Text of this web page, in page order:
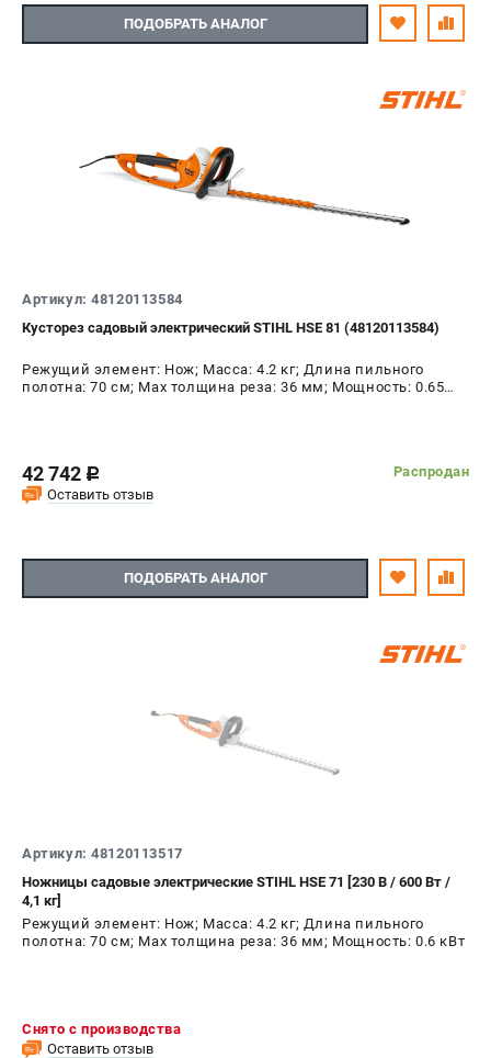
ПОДОБРАТЬ АНАЛОГ
Артикул: 48120113584
Кусторез садовый электрический STIHL HSE 81 (48120113584)
Режущий элемент: Нож; Масса: 4.2 кг; Длина пильного
полотна: 70 см; Max толщина реза: 36 мм; Мощность: 0.65
42 742 c
Распродан
Оставить отзыв
ПОДОБРАТЬ АНАЛОГ
Артикул: 48120113517
Ножницы садовые электрические STIHL HSE 71 [230 В / 600 Вт /
4,1 кг]
Режущий элемент: Нож; Масса: 4.2 кг; Длина пильного
полотна: 70 см; Max толщина реза: 36 мм; Мощность: 0.6 кВт
Снято с производства
Оставить отзыв